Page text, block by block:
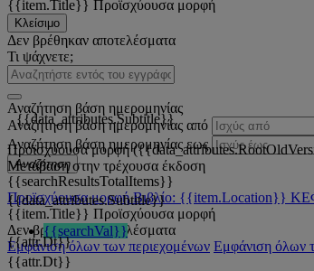
{{item.Title}} Προϊσχύουσα μορφή
Κλείσιμο
Δεν βρέθηκαν αποτελέσματα
Τι ψάχνετε;
Αναζήτηση βάση ημερομηνίας
Αναζήτηση βάση ημερομηνίας από
Αναζήτηση βάση ημερομηνίας εως
Αναζήτηση
{{searchResultsTotalItems}}
Προϊσχύουσα μορφή Βιβλίο: {{item.Location}}
{{item.Title}} Προϊσχύουσα μορφή
Δεν βρέθηκαν αποτελέσματα
Εμφάνιση όλων των περιεχομένων Εμφάνιση όλων
{{data_attributes.Subtitle}}
Προϊσχύουσα μορφή
Μετάβαση στην τρέχουσα έκδοση
{{data_attributes.Subtitle}}
{{searchVal}}
{{attr.Dt}}
{{attr.Dt}}